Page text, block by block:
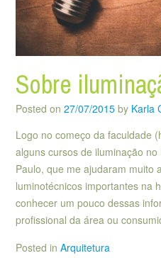
Sobre
Posted on 27/07/2015 by Karla
Logo no começo da faculdade
alguns cursos de iluminação
Paulo, que me ajudaram muito
luminotécnicos importantes na
conhecer um pouco dessas
profissional da área ou
Posted in Arquitetura